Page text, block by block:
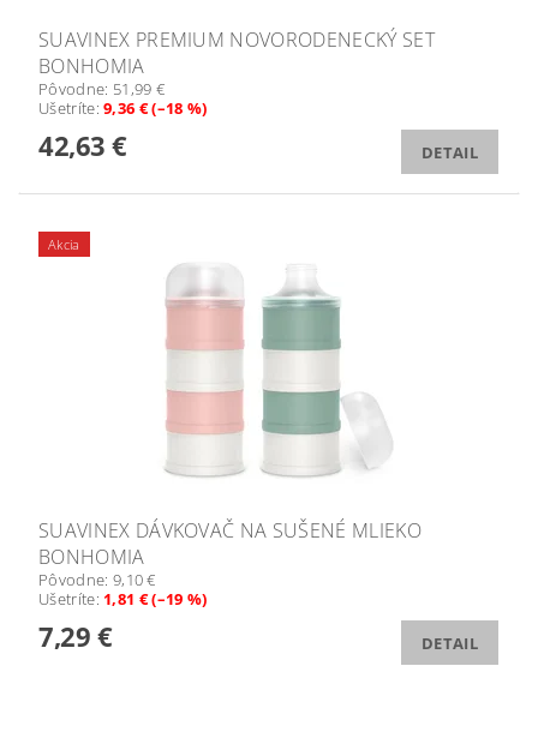
SUAVINEX PREMIUM NOVORODENECKÝ SET
BONHOMIA
Pôvodne: 51,99 €
Ušetríte:9,36 € (–18 %)
42,63 € DETAIL
Akcia
SUAVINEX DÁVKOVAČ NA SUŠENÉ MLIEKO
BONHOMIA
Pôvodne: 9,10 €
Ušetríte: 1,81 € (–19 %)
7,29 € DETAIL